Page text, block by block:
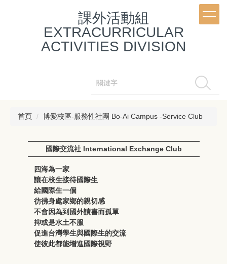
課外活動組
EXTRACURRICULAR
ACTIVITIES DIVISION
搜尋
首頁 博愛校區-服務性社團 Bo-Ai Campus -Service Club
國際交流社 International Exchange Club
四海為一家
讓在校生接待國際生
給國際生一個
彷彿身處家鄉的親切感
不會因為到國外讀書而孤單
抑或是水土不服
促進台灣學生與國際生的交流
使彼此都能增進國際視野